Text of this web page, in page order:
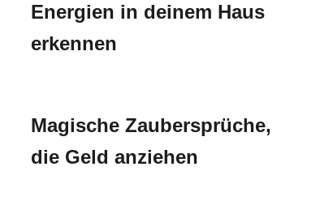
Energien in deinem Haus
erkennen
Magische Zaubersprüche,
die Geld anziehen